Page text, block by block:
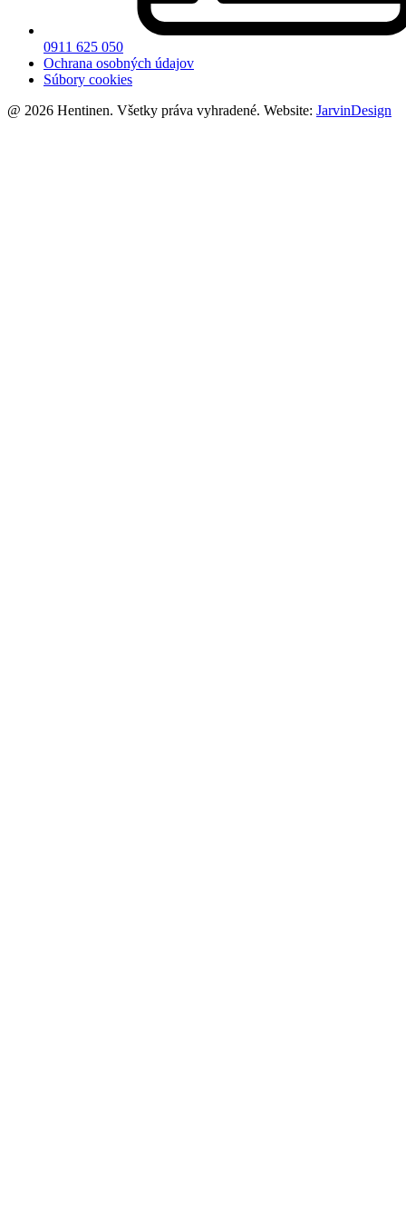
0911 625 050
Ochrana osobných údajov
Súbory cookies
@ 2026 Hentinen. Všetky práva vyhradené. Website: JarvinDesign